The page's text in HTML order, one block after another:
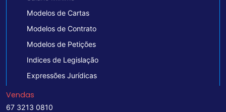
Modelos de Cartas
Modelos de Contrato
Modelos de Petições
Indices de Legislação
Expressões Jurídicas
Vendas
67 3213 0810